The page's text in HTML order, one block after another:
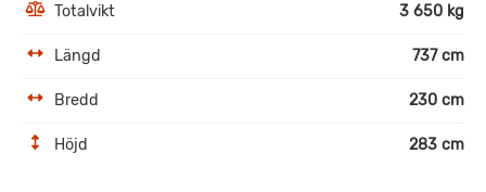
Totalvikt 3 650 kg
Längd 737 cm
Bredd 230 cm
Höjd 283 cm